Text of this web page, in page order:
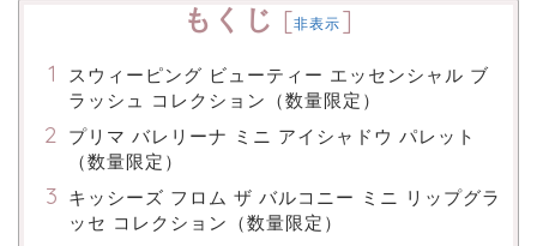
もくじ [非表示 ]
スウィーピング ビューティー エッセンシャル ブ
ラッシュ コレクション（数量限定）
プリマ バレリーナ ミニ アイシャドウ パレット
（数量限定）
キッシーズ フロム ザ バルコニー ミニ リップグラ
ッセ コレクション（数量限定）